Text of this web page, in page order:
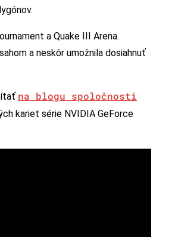
a Quake III Arena.
a neskôr umožnila dosiahnuť
na blogu spoločnosti
kariet série NVIDIA GeForce